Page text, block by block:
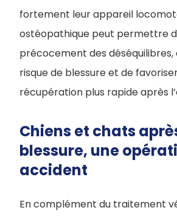
fortement leur appareil
ostéopathique peut permettre
précocement des déséquilibres,
risque de blessure et de
récupération plus rapide après
Chiens et chats
blessure, une
accident
En complément du traitement